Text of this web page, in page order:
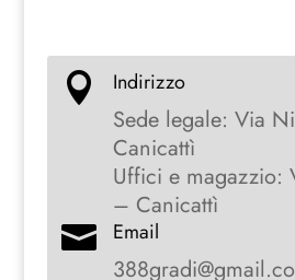
 Indirizzo
Sede legale: Via
Canicattì
Uffici e magazzio:
– Canicattì
 Email